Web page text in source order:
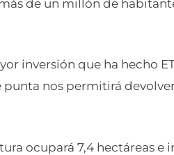
de un millón de
inversión que ha hecho
nos permitirá
ocupará 7,4 hectáreas